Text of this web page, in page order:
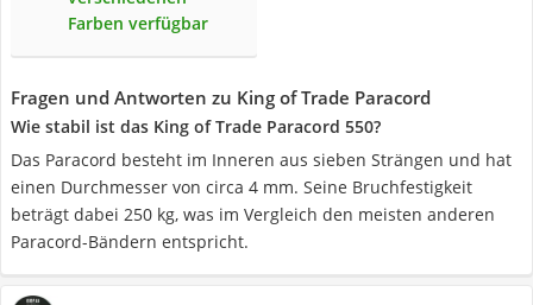
Farben verfügbar
Fragen und Antworten zu King of Trade Paracord
Wie stabil ist das King of Trade Paracord 550?
Das Paracord besteht im Inneren aus sieben Strängen und hat
einen Durchmesser von circa 4 mm. Seine Bruchfestigkeit
beträgt dabei 250 kg, was im Vergleich den meisten anderen
Paracord-Bändern entspricht.